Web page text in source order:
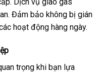
Đảm bảo không bị gián
hoạt động hàng ngày.
trọng khi bạn lựa